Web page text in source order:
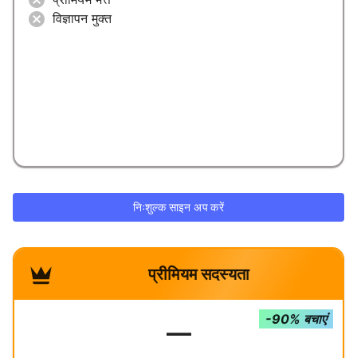
विज्ञापन मुक्त
निःशुल्क साइन अप करें
प्रीमियम सदस्यता
— -90% बचाएं